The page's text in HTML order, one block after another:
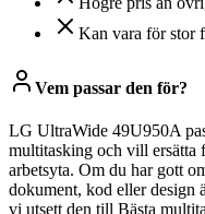
Kan vara för stor
Vem passar den för?
LG UltraWide 49U950A
multitasking och vill ersätta
arbetsyta. Om du har gott
dokument, kod eller design
vi utsett den till Bästa